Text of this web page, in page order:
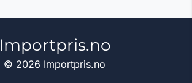
Importpris.no
© 2026 Importpris.no